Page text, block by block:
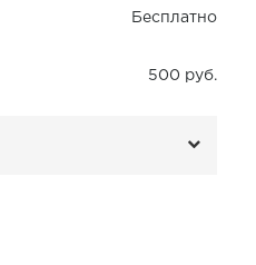
Бесплатно
500 руб.